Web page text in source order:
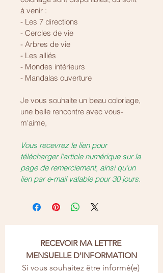
à venir :
- Les 7 directions
- Cercles de vie
- Arbres de vie
- Les alliés
- Mondes intérieurs
- Mandalas ouverture
Je vous souhaite un beau coloriage,
une belle rencontre avec vous-
m'aime,
Vous recevrez le lien pour
télécharger l'article numérique sur la
page de remerciement, ainsi qu'un
lien par e‑mail valable pour 30 jours.
RECEVOIR MA LETTRE
MENSUELLE D'INFORMATION
Si vous souhaitez être informé(e)